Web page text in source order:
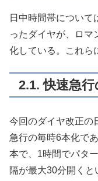
日中時間帯について
ったダイヤが、ロマ
化している。これら
2.1. 快速急
今回のダイヤ改正の
急行の毎時6本化で
本で、1時間でパタ
隔が最大30分開く